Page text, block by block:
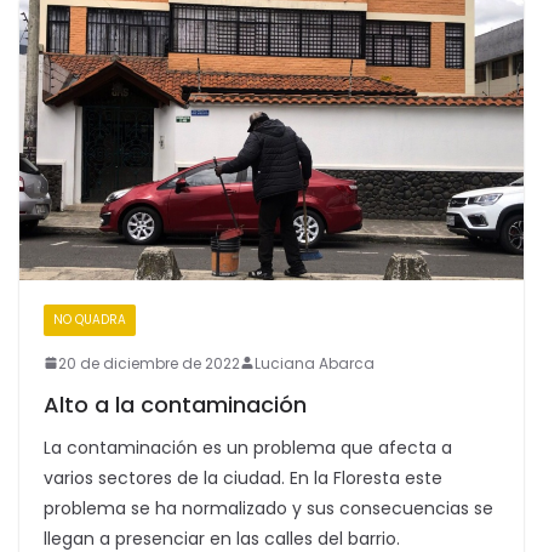
NO QUADRA
20 de diciembre de 2022 Luciana Abarca
Alto a la contaminación
La contaminación es un problema que afecta a
varios sectores de la ciudad. En la Floresta este
problema se ha normalizado y sus consecuencias se
llegan a presenciar en las calles del barrio.